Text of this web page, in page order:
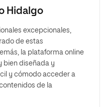
Hidalgo
excepcionales,
de estas
la plataforma online
bien diseñada y
y cómodo acceder a
de la